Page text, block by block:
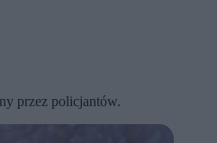
przez policjantów.